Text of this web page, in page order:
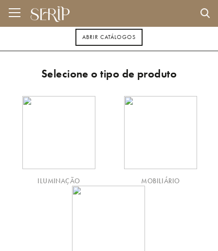
ABRIR CATÁLOGOS
Selecione o tipo de produto
ILUMINAÇÃO MOBILIÁRIO